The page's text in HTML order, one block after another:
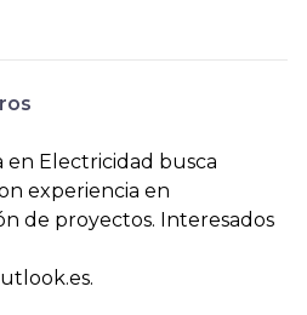
en Electricidad busca
experiencia en
de proyectos. Interesados